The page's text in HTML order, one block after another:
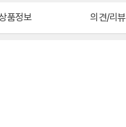
품정보 의견/리뷰